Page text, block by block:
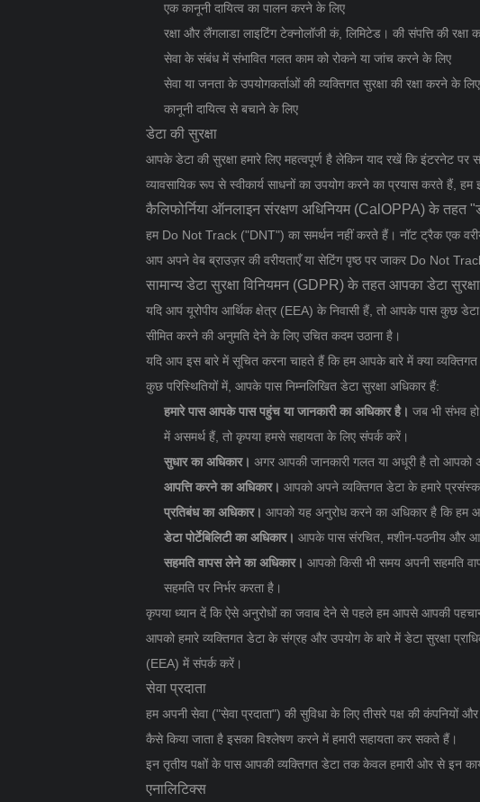
एक कानूनी दायित्व का पालन करने के लिए
रक्षा और लैंगलाडा लाइटिंग टेक्नोलॉजी कं, लिमिटेड। की संपत्ति की रक्षा
सेवा के संबंध में संभावित गलत काम को रोकने या जांच करने के लिए
सेवा या जनता के उपयोगकर्ताओं की व्यक्तिगत सुरक्षा की रक्षा करने के लिए
कानूनी दायित्व से बचाने के लिए
डेटा की सुरक्षा
आपके डेटा की सुरक्षा हमारे लिए महत्वपूर्ण है लेकिन याद रखें कि इंटरनेट पर
व्यावसायिक रूप से स्वीकार्य साधनों का उपयोग करने का प्रयास करते हैं, हम
कैलिफोर्निया ऑनलाइन संरक्षण अधिनियम (CalOPPA) के तहत
हम Do Not Track ("DNT") का समर्थन नहीं करते हैं। नॉट ट्रैक एक
आप अपने वेब ब्राउज़र की वरीयताएँ या सेटिंग पृष्ठ पर जाकर Do Not
सामान्य डेटा सुरक्षा विनियमन (GDPR) के तहत आपका डेटा
यदि आप यूरोपीय आर्थिक क्षेत्र (EEA) के निवासी हैं, तो आपके पास कुछ
सीमित करने की अनुमति देने के लिए उचित कदम उठाना है।
यदि आप इस बारे में सूचित करना चाहते हैं कि हम आपके बारे में क्या
कुछ परिस्थितियों में, आपके पास निम्नलिखित डेटा सुरक्षा अधिकार हैं:
हमारे पास आपके पास पहुंच या जानकारी का अधिकार है। जब भी संभव
में असमर्थ हैं, तो कृपया हमसे सहायता के लिए संपर्क करें।
सुधार का अधिकार। अगर आपकी जानकारी गलत या अधूरी है तो आपको
आपत्ति करने का अधिकार। आपको अपने व्यक्तिगत डेटा के हमारे
प्रतिबंध का अधिकार। आपको यह अनुरोध करने का अधिकार है कि हम
डेटा पोर्टेबिलिटी का अधिकार। आपके पास संरचित, मशीन-पठनीय और
सहमति वापस लेने का अधिकार। आपको किसी भी समय अपनी सहमति
सहमति पर निर्भर करता है।
कृपया ध्यान दें कि ऐसे अनुरोधों का जवाब देने से पहले हम आपसे आपकी
आपको हमारे व्यक्तिगत डेटा के संग्रह और उपयोग के बारे में डेटा सुरक्षा
(EEA) में संपर्क करें।
सेवा प्रदाता
हम अपनी सेवा ("सेवा प्रदाता") की सुविधा के लिए तीसरे पक्ष की
कैसे किया जाता है इसका विश्लेषण करने में हमारी सहायता कर सकते हैं।
इन तृतीय पक्षों के पास आपकी व्यक्तिगत डेटा तक केवल हमारी ओर से इन
एनालिटिक्स